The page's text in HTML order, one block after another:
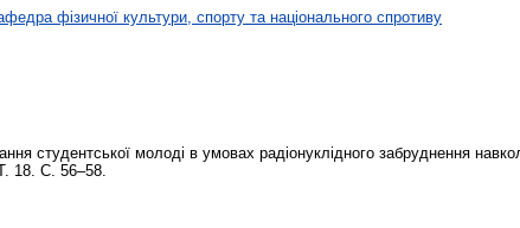
фізичної культури, спорту та національного спротиву
студентської молоді в умовах радіонуклідного забруднення
18. С. 56–58.